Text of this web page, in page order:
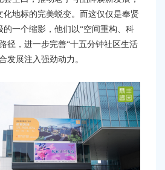
化地标的完美蜕变。而这仅仅是奉贤
的一个缩影，他们以“空间重构、科
径，进一步完善“十五分钟社区生活
发展注入强劲动力。